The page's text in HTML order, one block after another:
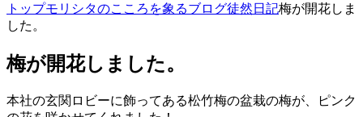
トップモリシタの​こころを​象る​ブログ徒然日記梅が開花しま
した。
梅が開花しました。
本社の玄関ロビーに飾ってある松竹梅の盆栽の梅が、ピンク